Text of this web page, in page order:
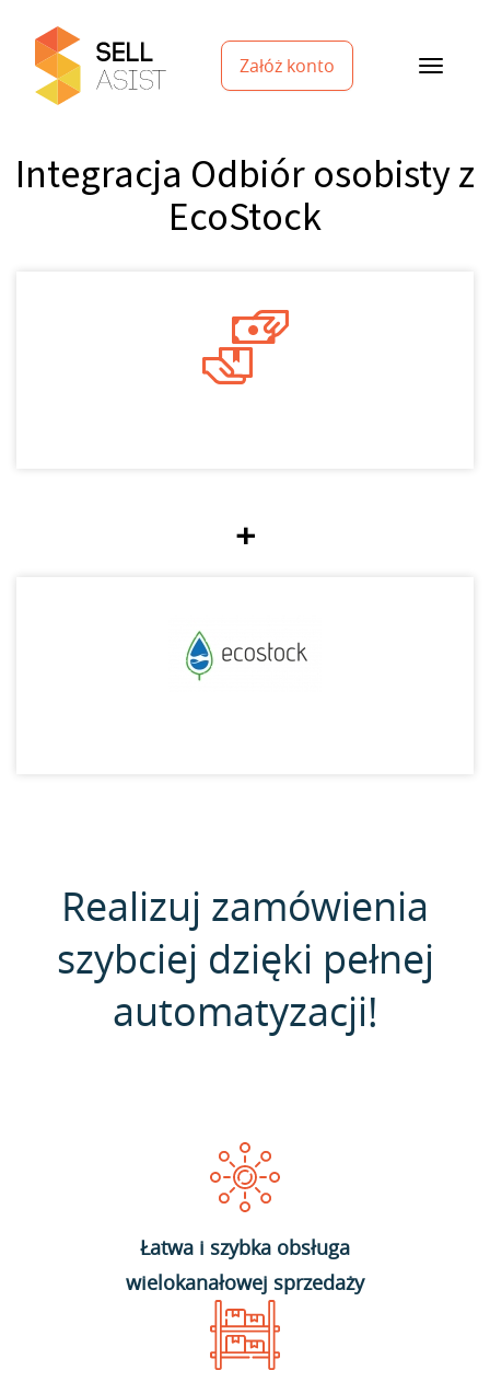
Załóż konto
Integracja Odbiór osobisty z
EcoStock
+
Realizuj zamówienia
szybciej dzięki pełnej
automatyzacji!
Łatwa i szybka obsługa
wielokanałowej sprzedaży